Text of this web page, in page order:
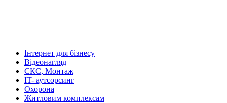
Інтернет для бізнесу
Відеонагляд
СКС, Монтаж
IT- аутсорсинг
Охорона
Житловим комплексам